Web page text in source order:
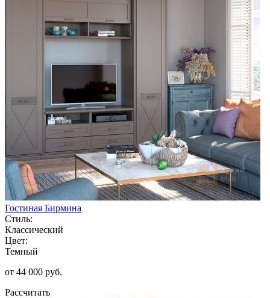
Гостиная Бирмина
Стиль:
Классический
Цвет:
Темный
от 44 000 руб.
Рассчитать